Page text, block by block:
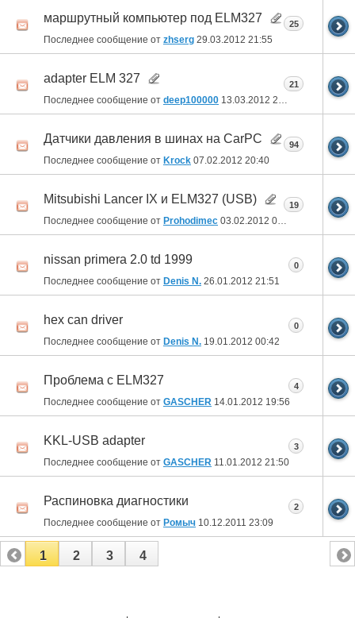
маршрутный компьютер под ELM327
Последнее сообщение от zhserg 29.03.2012 21:55
25
adapter ELM 327
Последнее сообщение от deep100000 13.03.2012 22:25
21
Датчики давления в шинах на CarPC
Последнее сообщение от Krock 07.02.2012 20:40
94
Mitsubishi Lancer IX и ELM327 (USB)
Последнее сообщение от Prohodimec 03.02.2012 00:46
19
nissan primera 2.0 td 1999
Последнее сообщение от Denis N. 26.01.2012 21:51
0
hex can driver
Последнее сообщение от Denis N. 19.01.2012 00:42
0
Проблема с ELM327
Последнее сообщение от GASCHER 14.01.2012 19:56
4
KKL-USB adapter
Последнее сообщение от GASCHER 11.01.2012 21:50
3
Распиновка диагностики
Последнее сообщение от Ромыч 10.12.2011 23:09
2
1 2 3 4